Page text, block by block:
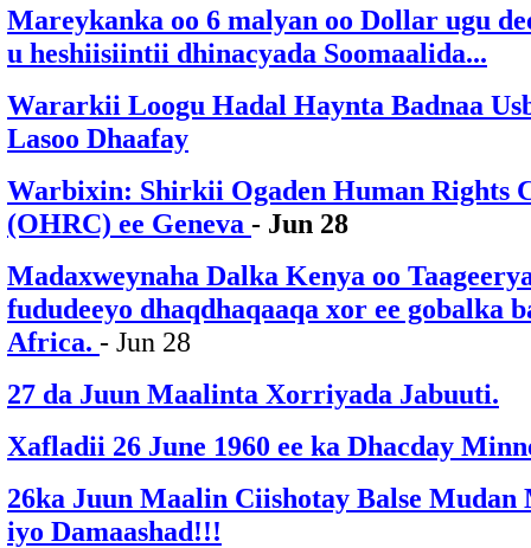
Mareykanka oo 6 malyan oo Dollar ugu
u heshiisiintii dhinacyada Soomaalida...
Wararkii Loogu Hadal Haynta Badnaa
Lasoo Dhaafay
Warbixin: Shirkii Ogaden Human Rights
(OHRC) ee Geneva - Jun 28
Madaxweynaha Dalka Kenya oo
fududeeyo dhaqdhaqaaqa xor ee gobalka
Africa. - Jun 28
27 da Juun Maalinta Xorriyada Jabuuti.
Xafladii 26 June 1960 ee ka Dhacday
26ka Juun Maalin Ciishotay Balse Mudan
iyo Damaashad!!!